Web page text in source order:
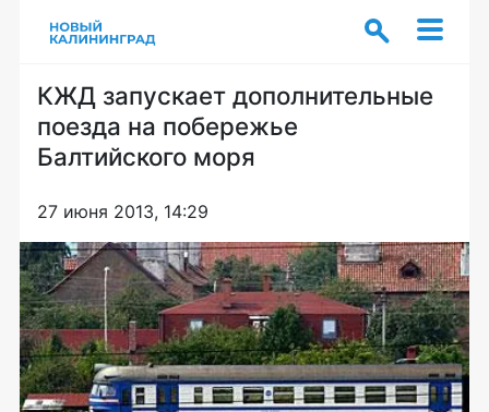
КЖД запускает дополнительные
поезда на побережье
Балтийского моря
27 июня 2013, 14:29